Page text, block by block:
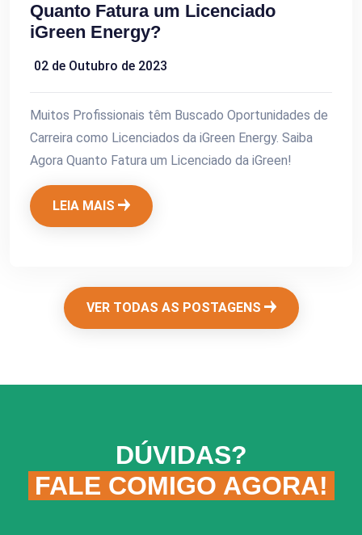
Quanto Fatura um Licenciado
iGreen Energy?
02 de Outubro de 2023
Muitos Profissionais têm Buscado Oportunidades de
Carreira como Licenciados da iGreen Energy. Saiba
Agora Quanto Fatura um Licenciado da iGreen!
LEIA MAIS
VER TODAS AS POSTAGENS
DÚVIDAS?
FALE COMIGO AGORA!